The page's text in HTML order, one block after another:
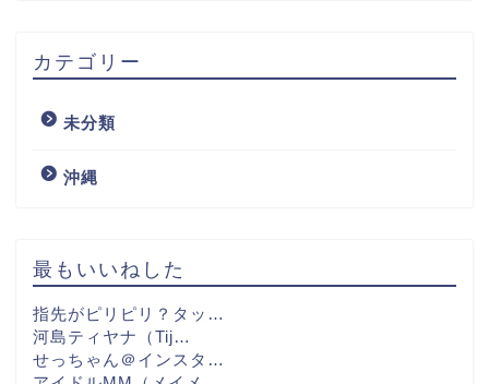
カテゴリー
未分類
沖縄
最もいいねした
指先がピリピリ？タッ…
河島ティヤナ（Tij…
せっちゃん＠インスタ…